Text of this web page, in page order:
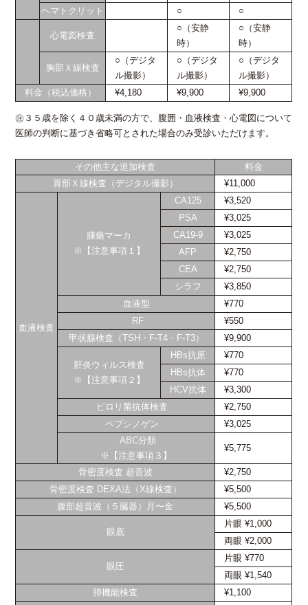
ヘマトクリット
○ ○
心電図検査
○（安静
時）
○（安静
時）
胸部Ｘ線検査
○（デジタ
ル撮影）
○（デジタ
ル撮影）
○（デジタ
ル撮影）
料金（税込価格）
¥4,180 ¥9,900 ¥9,900
㊟３５歳を除く４０歳未満の方で、腹囲・血液検査・心電図について
医師の判断に基づき省略可とされた場合のみ受診いただけます。
その他主な追加検査
料金
胃部Ｘ線検査（デジタル撮影）
¥11,000
血液検査
腫瘍マーカ
※
【注意事項１】
CA125
¥3,520
PSA
¥3,025
CA19-9
¥3,025
AFP
¥2,750
CEA
¥2,750
シラフ
¥3,850
血液型
¥770
RF
¥550
甲状腺検査（TSH・F-T4・F-T3）
¥9,900
肝炎ウィルス検査
※
【注意事項２】
HBs抗原
¥770
HBs抗体
¥770
HCV抗体
¥3,300
ピロリ菌抗体検査
¥2,750
ペプシノゲン
¥3,025
ABC分類
※
【注意事項３】
¥5,775
骨密度検査 超音波
¥2,750
骨密度検査 DEXA法（X線検査）
¥5,500
腹部超音波（５臓器）月〜金
¥5,500
眼底
片眼 ¥1,000
両眼 ¥2,000
眼圧
片眼 ¥770
両眼 ¥1,540
肺機能検査
¥1,100